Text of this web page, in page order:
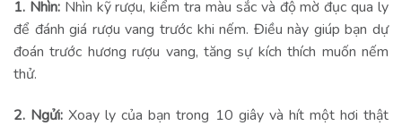
1. Nhìn:Nhìn kỹ rượu, kiểm tra màu sắc và độ mờ đục qua ly
để đánh giá rượu vang trước khi nếm. Điều này giúp bạn dự
đoán trước hương rượu vang, tăng sự kích thích muốn nếm
thử.
2. Ngửi: Xoay ly của bạn trong 10 giây và hít một hơi thật